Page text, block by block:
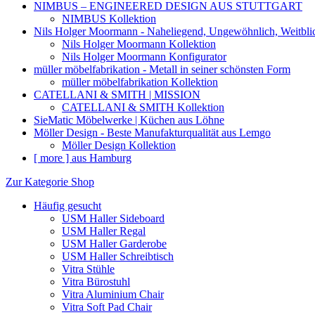
NIMBUS – ENGINEERED DESIGN AUS STUTTGART
NIMBUS Kollektion
Nils Holger Moormann - Naheliegend, Ungewöhnlich,
Nils Holger Moormann Kollektion
Nils Holger Moormann Konfigurator
müller möbelfabrikation - Metall in seiner schönsten Form
müller möbelfabrikation Kollektion
CATELLANI & SMITH | MISSION
CATELLANI & SMITH Kollektion
SieMatic Möbelwerke | Küchen aus Löhne
Möller Design - Beste Manufakturqualität aus Lemgo
Möller Design Kollektion
[ more ] aus Hamburg
Zur Kategorie Shop
Häufig gesucht
USM Haller Sideboard
USM Haller Regal
USM Haller Garderobe
USM Haller Schreibtisch
Vitra Stühle
Vitra Bürostuhl
Vitra Aluminium Chair
Vitra Soft Pad Chair